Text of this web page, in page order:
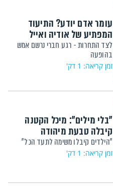
עומר אדם יודע? התיעוד
המפתיע של אודיה ואייל
לצד התחרות - רגע חברי נרשם אמש
בהופעה
זמן קריאה: 1 דק'
"בלי מילים": מיכל הקטנה
קיבלה טבעת מיהודה
"הילדים קיבלו משימה לתעד הכל"
זמן קריאה: 1 דק'